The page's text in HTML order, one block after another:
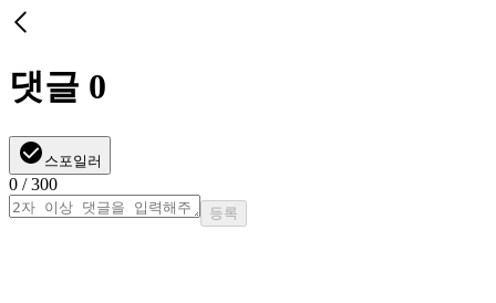
댓글 0
스포일러
0 / 300
등록